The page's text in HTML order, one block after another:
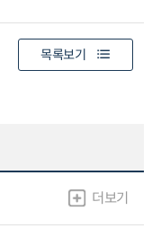
목록보기
더보기